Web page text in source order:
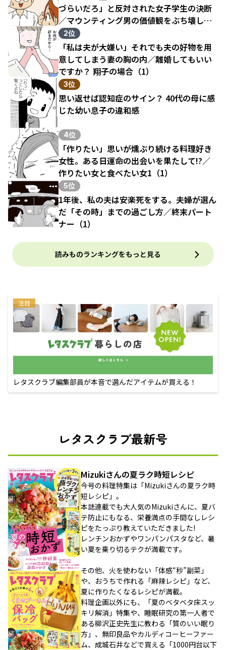
づらいだろ」と反対された女子学生の決断
／マウンティング男の価値観をぶち壊した
結果（1）
2位
「私は夫が大嫌い」それでも夫の好物を用
意してしまう妻の胸の内／離婚してもいい
ですか？ 翔子の場合（1）
3位
思い返せば認知症のサイン？ 40代の母に感
じた幼い息子の違和感
4位
「作りたい」思いが燻ぶり続ける料理好き
女性。ある日運命の出会いを果たして!?／
作りたい女と食べたい女1（1）
5位
1年後、私の夫は安楽死をする。夫婦が選ん
だ「その時」までの過ごし方／終末パート
ナー（1）
読みものランキングをもっと見る
注目
レタスクラブ編集部員が本音で選んだアイテムが買える！
レタスクラブ最新号
Mizukiさんの夏ラク時短レシピ
今号の料理特集は「Mizukiさんの夏ラク時
短レシピ」。
本誌連載でも大人気のMizukiさんに、夏バ
テ防止にもなる、栄養満点の手間なしレシ
ピをたっぷり教えていただきました!
レンチンおかずやワンパンパスタなど、暑
い夏を乗り切るテクが満載です。
その他、火を使わない「体感“秒”副菜」
や、おうちで作れる「麻辣レシピ」など、
夏に作りたくなるレシピが満載。
料理企画以外にも、「夏のベタベタ床スッ
キリ解消」特集や、睡眠研究の第一人者で
ある柳沢正史先生に教わる「質のいい眠り
方」、無印良品やカルディコーヒーファー
ム、成城石井などで買える「1000円台以下